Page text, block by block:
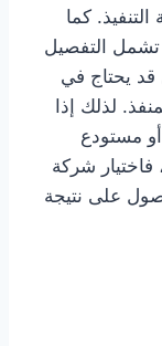
كما
التفصيل
قد يحتاج في
لذلك إذا
مستودع
فاختيار شركة
على نتيجة